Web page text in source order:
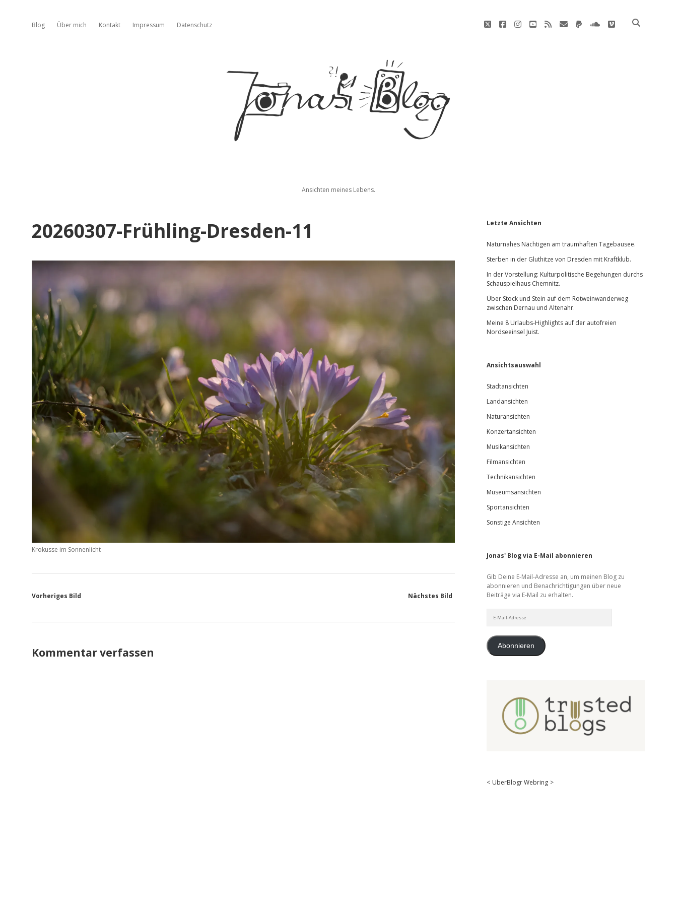
Blog Über mich Kontakt Impressum Datenschutz twitterfacebookinstagram
youtube
rss E-
paypalsoundcloud
vimeo
Jonas'
Blog
Ansichten meines Lebens.
20260307-Frühling-Dresden-11
Krokusse im Sonnenlicht
Vorheriges Bild Nächstes Bild
Kommentar verfassen
Sidebar
Letzte Ansichten
Naturnahes Nächtigen am traumhaften Tagebausee.
Sterben in der Gluthitze von Dresden mit Kraftklub.
In der Vorstellung: Kulturpolitische Begehungen durchs
Schauspielhaus Chemnitz.
Über Stock und Stein auf dem Rotweinwanderweg
zwischen Dernau und Altenahr.
Meine 8 Urlaubs-Highlights auf der autofreien
Nordseeinsel Juist.
Ansichtsauswahl
Stadtansichten
Landansichten
Naturansichten
Konzertansichten
Musikansichten
Filmansichten
Technikansichten
Museumsansichten
Sportansichten
Sonstige Ansichten
Jonas' Blog via E-Mail abonnieren
Gib Deine E-Mail-Adresse an, um meinen Blog zu
abonnieren und Benachrichtigungen über neue
Beiträge via E-Mail zu erhalten.
Mail-
Abonnieren
< UberBlogr Webring >